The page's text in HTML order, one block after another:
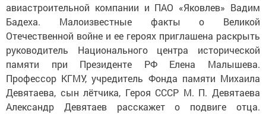
авиастроительной компании и ПАО «Яковлев» Вадим
Бадеха. Малоизвестные факты о Великой
Отечественной войне и ее героях приглашена раскрыть
руководитель Национального центра исторической
памяти при Президенте РФ Елена Малышева.
Профессор КГМУ, учредитель Фонда памяти Михаила
Девятаева, сын лётчика, Героя СССР М. П. Девятаева
Александр Девятаев расскажет о подвиге отца.